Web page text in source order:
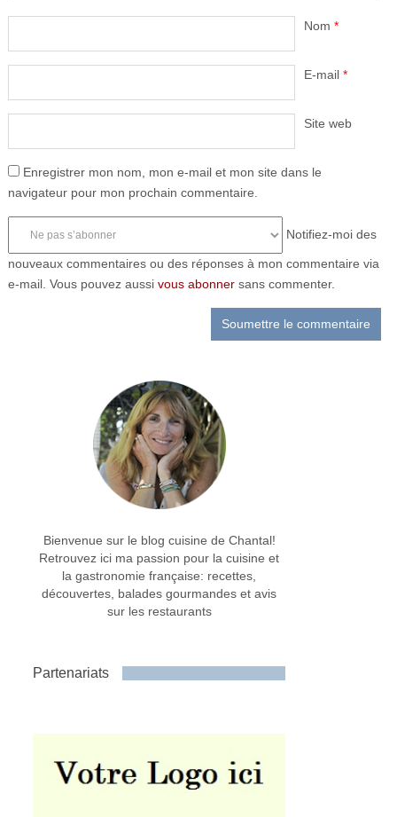
Nom *
E-mail *
Site web
Enregistrer mon nom, mon e-mail et mon site dans le
navigateur pour mon prochain commentaire.
Notifiez-moi des
nouveaux commentaires ou des réponses à mon commentaire via
e-mail. Vous pouvez aussi vous abonnersans commenter.
Bienvenue sur le blog cuisine de Chantal!
Retrouvez ici ma passion pour la cuisine et
la gastronomie française: recettes,
découvertes, balades gourmandes et avis
sur les restaurants
Partenariats